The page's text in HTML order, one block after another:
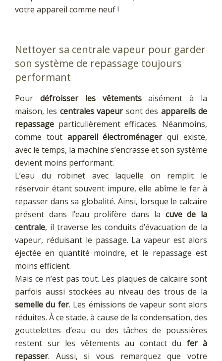
votre appareil comme neuf !
Nettoyer sa centrale vapeur pour garder
son système de repassage toujours
performant
Pour défroisser les vêtementsaisément à la
maison, les centrales vapeursont des appareils de
repassage particulièrement efficaces. Néanmoins,
comme tout appareil électroménagerqui existe,
avec le temps, la machine s’encrasse et son système
devient moins performant.
L’eau du robinet avec laquelle on remplit le
réservoir étant souvent impure, elle abîme le fer à
repasser dans sa globalité. Ainsi, lorsque le calcaire
présent dans l’eau prolifère dans la cuve de la
centrale, il traverse les conduits d’évacuation de la
vapeur, réduisant le passage. La vapeur est alors
éjectée en quantité moindre, et le repassage est
moins efficient.
Mais ce n’est pas tout. Les plaques de calcaire sont
parfois aussi stockées au niveau des trous de la
semelle du fer. Les émissions de vapeur sont alors
réduites. À ce stade, à cause de la condensation, des
gouttelettes d’eau ou des tâches de poussières
restent sur les vêtements au contact du fer à
repasser. Aussi, si vous remarquez que votre